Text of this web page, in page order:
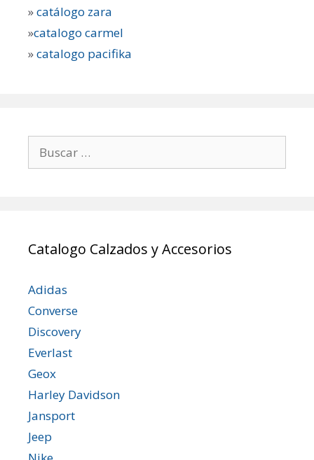
»catálogo zara
»catalogo carmel
»catalogo pacifika
Catalogo Calzados y Accesorios
Adidas
Converse
Discovery
Everlast
Geox
Harley Davidson
Jansport
Jeep